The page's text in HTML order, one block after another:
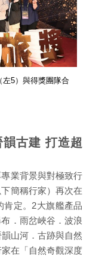
5）與得獎團隊合
古建 打造超
業背景與對極致行
簡稱行家）再次在
肯定。2大旗艦產品
．雨岔峽谷．波浪
山河．古跡與自然
在「自然奇觀深度